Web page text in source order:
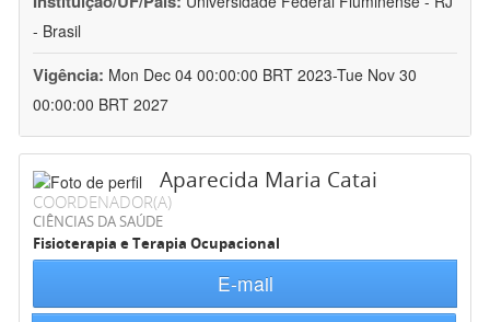
- Brasil
Vigência: Mon Dec 04 00:00:00 BRT 2023-Tue Nov 30
00:00:00 BRT 2027
Aparecida Maria Catai
COORDENADOR(A)
CIÊNCIAS DA SAÚDE
Fisioterapia e Terapia Ocupacional
E-mail